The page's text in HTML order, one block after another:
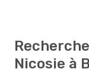
Nicosie à